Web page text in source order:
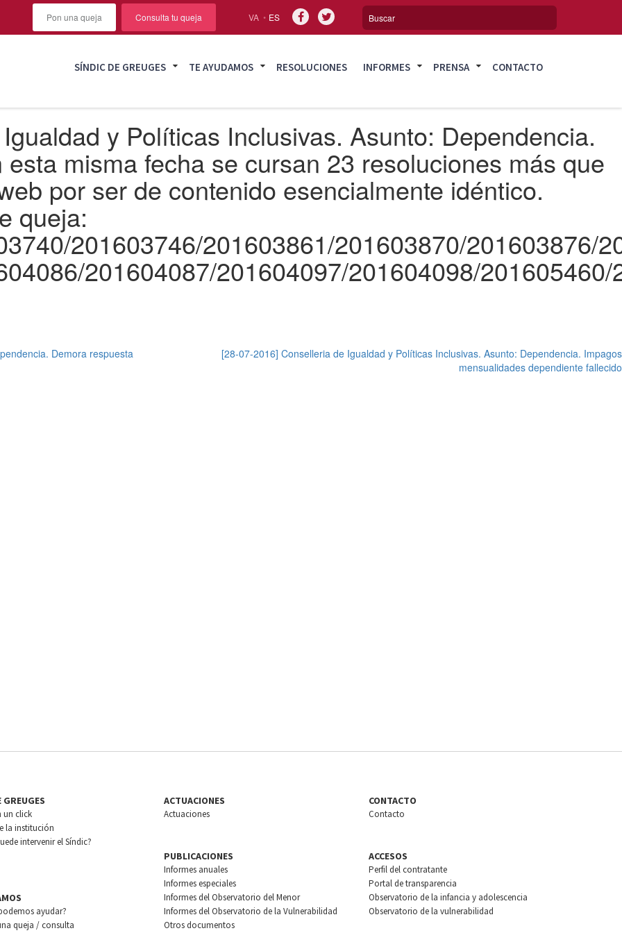
VA ES
Pon una queja Consulta tu queja
SÍNDIC DE GREUGES TE AYUDAMOS RESOLUCIONES INFORMES PRENSA CONTACTO
y Políticas Inclusivas. Asunto: Dependencia.
misma fecha se cursan 23 resoluciones más que
por ser de contenido esencialmente idéntico.
queja:
201603746/201603861/201603870/201603876/
201604087/201604097/201604098/
Demora respuesta
[28-07-2016] Conselleria de Igualdad y Políticas Inclusivas. Asunto: Dependencia. Impagos
mensualidades dependiente fallecido
GREUGES
un click
la institución
intervenir el Síndic?
ayudar?
queja / consulta
ACTUACIONES
Actuaciones
PUBLICACIONES
Informes anuales
Informes especiales
Informes del Observatorio del Menor
Informes del Observatorio de la Vulnerabilidad
Otros documentos
CONTACTO
Contacto
ACCESOS
Perfil del contratante
Portal de transparencia
Observatorio de la infancia y adolescencia
Observatorio de la vulnerabilidad